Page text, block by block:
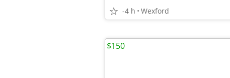
-4 h Wexford
$150